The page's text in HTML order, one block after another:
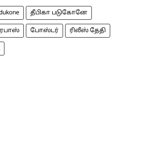
தீபிகா படுகோனே
போஸ்டர் ரிலீஸ் தேதி